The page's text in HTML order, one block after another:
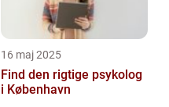
16 maj 2025
Find den rigtige psykolog
i København